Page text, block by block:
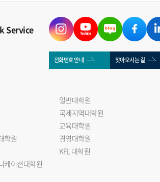
Service
전화번호 안내 찾아오시는 길
일반대학원
국제지역대학원
교육대학원
학원
경영대학원
KFL 대학원
케이션대학원